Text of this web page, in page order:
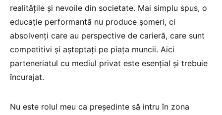
realitățile și nevoile din societate. Mai simplu spus, o
educație performantă nu produce șomeri, ci
absolvenți care au perspective de carieră, care sunt
competitivi și așteptați pe piața muncii. Aici
parteneriatul cu mediul privat este esențial și trebuie
încurajat.
Nu este rolul meu ca președinte să intru în zona